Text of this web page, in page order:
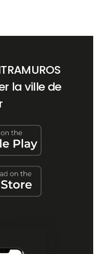
la ville de